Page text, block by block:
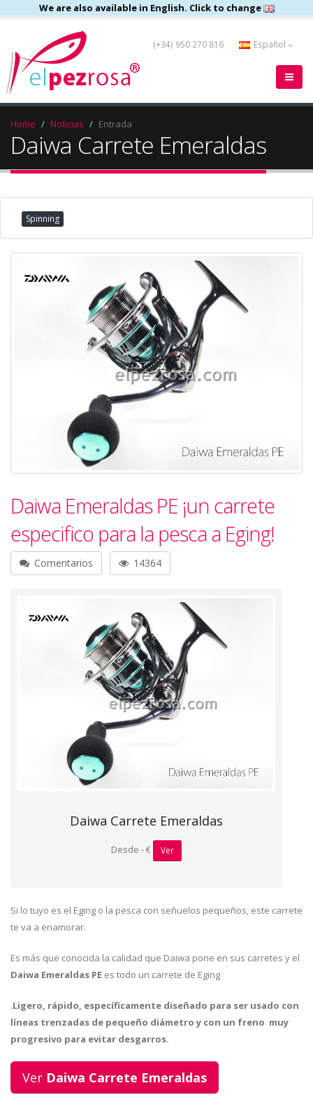
We are also available in English. Click to change
(+34) 950 270 816 Español
Home Noticias Entrada
Daiwa Carrete Emeraldas
Spinning
Daiwa Emeraldas PE ¡un carrete
especifico para la pesca a Eging!
Comentarios 14364
Daiwa Carrete Emeraldas
Desde - € Ver
Si lo tuyo es el Eging o la pesca con señuelos pequeños, este carrete
te va a enamorar.
Es más que conocida la calidad que Daiwa pone en sus carretes y el
Daiwa Emeraldas PE es todo un carrete de Eging
.Ligero, rápido, específicamente diseñado para ser usado con
líneas trenzadas de pequeño diámetro y con un freno muy
progresivo para evitar desgarros.
Ver Daiwa Carrete Emeraldas